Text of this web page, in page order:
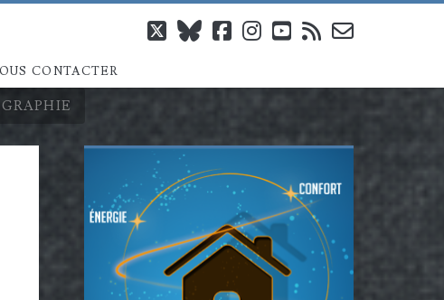
CONTACTER
twitterblueskyfacebook
instagram
youtube
rss email-
Barre
latérale
principale